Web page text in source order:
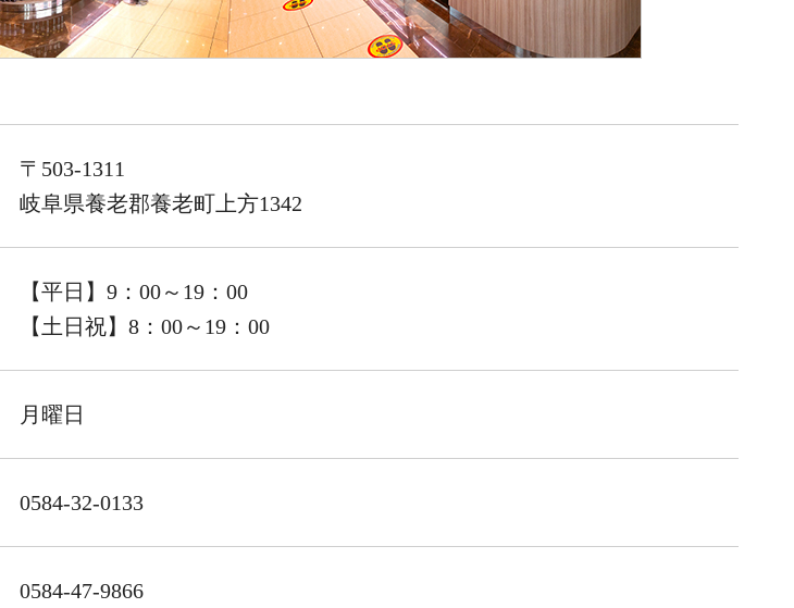
〒503-1311
岐阜県養老郡養老町上方1342
【平日】9：00～19：00
【土日祝】8：00～19：00
月曜日
0584-32-0133
0584-47-9866